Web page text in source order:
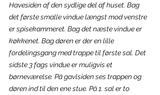
Havesiden af den sydlige del af huset. Bag
det første smalle vindue længst mod venstre
er spisekammeret. Bag det næste vindue er
køkkenet. Bag døren er der en lille
fordelingsgang med trappe til første sal. Det
sidste 3 fags vindue er muligvis et
børneværelse. På gavlsiden ses trappen og
døren ind til den ene stue. På 1. sal er to